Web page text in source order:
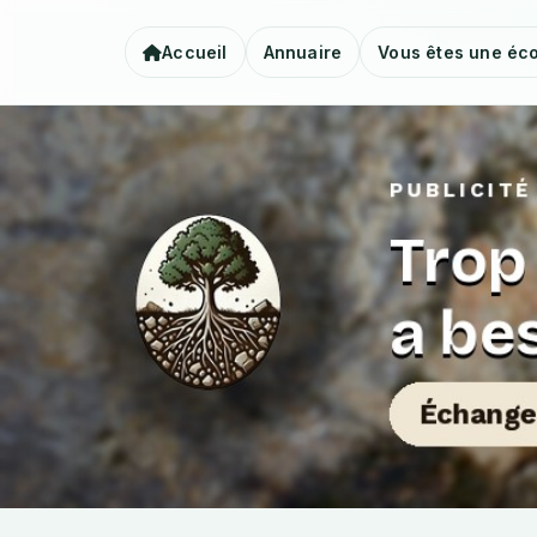
Accueil Annuaire Vous êtes une